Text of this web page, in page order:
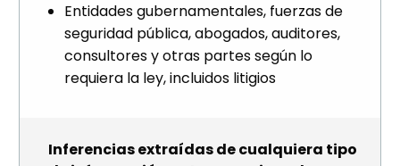
Entidades gubernamentales, fuerzas de
seguridad pública, abogados, auditores,
consultores y otras partes según lo
requiera la ley, incluidos litigios
Inferencias extraídas de cualquiera tipo